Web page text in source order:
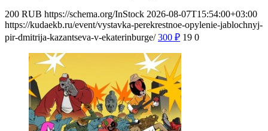
200 RUB https://schema.org/InStock 2026-08-07T15:54:00+03:00
https://kudaekb.ru/event/vystavka-perekrestnoe-opylenie-jablochnyj-
pir-dmitrija-kazantseva-v-ekaterinburge/ 300 ₽ 19 0